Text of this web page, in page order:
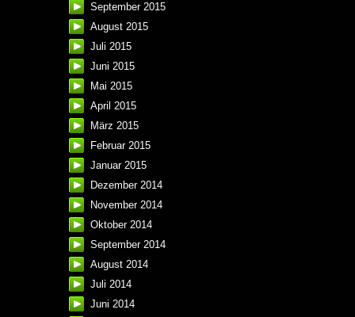
September 2015
August 2015
Juli 2015
Juni 2015
Mai 2015
April 2015
März 2015
Februar 2015
Januar 2015
Dezember 2014
November 2014
Oktober 2014
September 2014
August 2014
Juli 2014
Juni 2014